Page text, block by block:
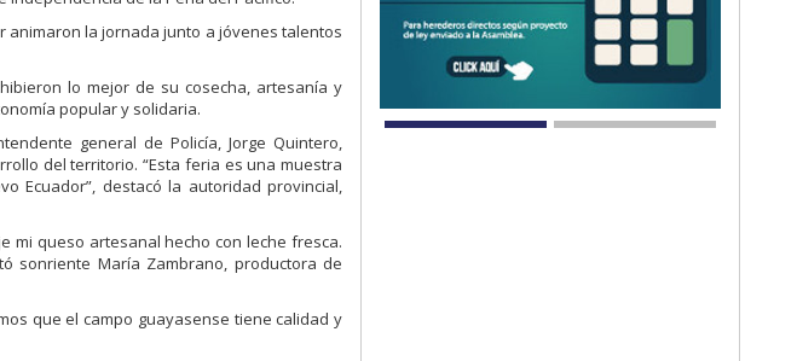
animaron la jornada junto a jóvenes talentos
lo mejor de su cosecha, artesanía y
popular y solidaria.
general de Policía, Jorge Quintero,
del territorio. “Esta feria es una muestra
Ecuador”, destacó la autoridad provincial,
mi queso artesanal hecho con leche fresca.
sonriente María Zambrano, productora de
que el campo guayasense tiene calidad y